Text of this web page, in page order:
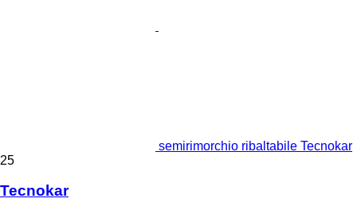
semirimorchio ribaltabile Tecnokar
25
Tecnokar